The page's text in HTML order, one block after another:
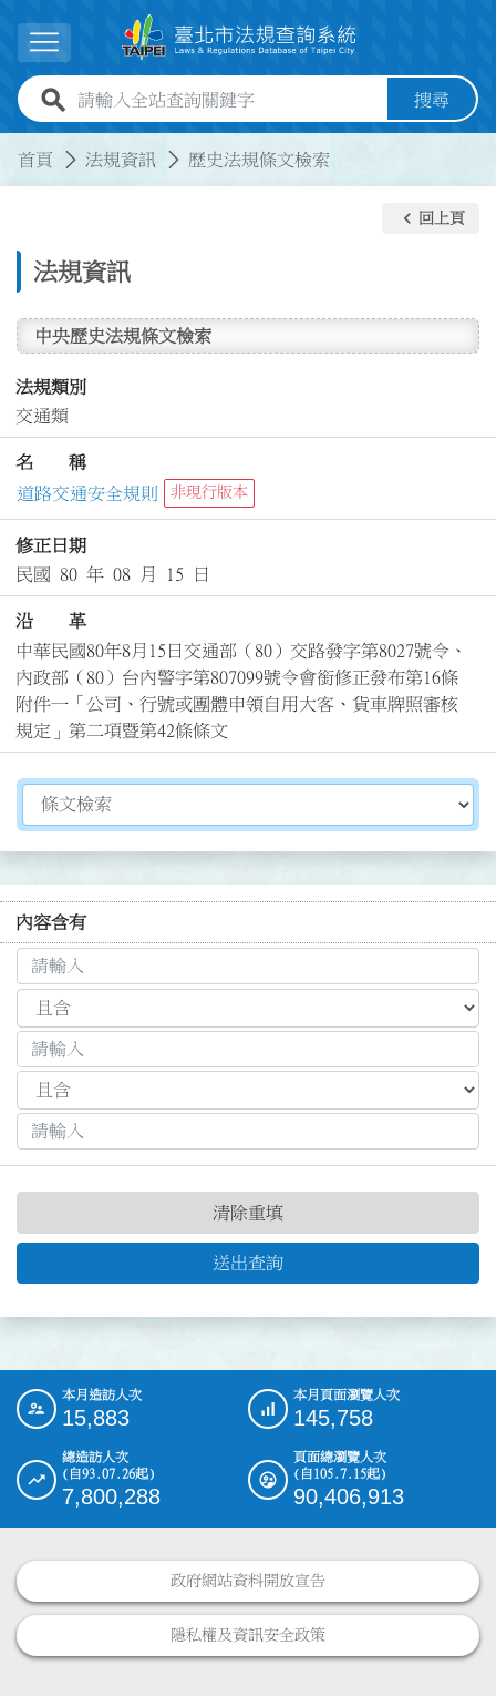
展開選單
全站查詢關鍵字欄位 搜尋
首頁 法規資訊 歷史法規條文檢索
法規資訊
keyboard_arrow_left 回上頁
中央歷史法規條文檢索
法規類別
交通類
名 稱
道路交通安全規則
非現行版本
修正日期
民國 80 年 08 月 15 日
沿 革
中華民國80年8月15日交通部（80）交路發字第8027號令、
內政部（80）台內警字第807099號令會銜修正發布第16條
附件一「公司、行號或團體申領自用大客、貨車牌照審核
規定」第二項暨第42條條文
切換選擇法規資訊內容
內容含有
送出查詢
清除重填
::: 本月造訪人次
15,883
本月頁面瀏覽人次
145,758
總造訪人次
(自93.07.26起)
7,800,288
頁面總瀏覽人次
(自105.7.15起)
90,406,913
政府網站資料開放宣告
隱私權及資訊安全政策